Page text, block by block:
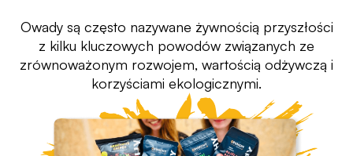
Owady są często nazywane żywnością przyszłości
z kilku kluczowych powodów związanych ze
zrównoważonym rozwojem, wartością odżywczą i
korzyściami ekologicznymi.